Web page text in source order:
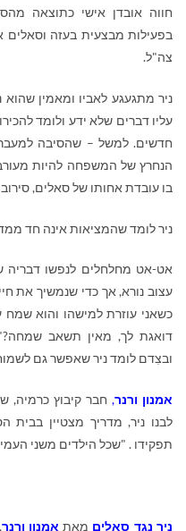
חווה אובדן אישי כתוצאה
בפעילות מבצעית בעזה וסאלים
ניר מתגעגע לאביו ומאמין
עליו דברים שלא ידע ולומד
חדשים. למשל – שהסיבה
הנחרץ של המשפחה להיות
בו עובדת אחותו של סאלים,
ניר לומד שהמציאות אינה חד
אט-אט מחלחלים לנפשו דבריה
עצוב נורא, אך כדי שנמשיך את
כשאני עוזרת למישהו והוא
דואגת לך, מאין תשאב
ובצִדם לומד ניר שאפשר גם
אמנון ורנר, חבר קיבוץ כרמיה,
תפקידו . "שכל הילדים משני
ניר נגד סאלים מאת אמנון ורנר